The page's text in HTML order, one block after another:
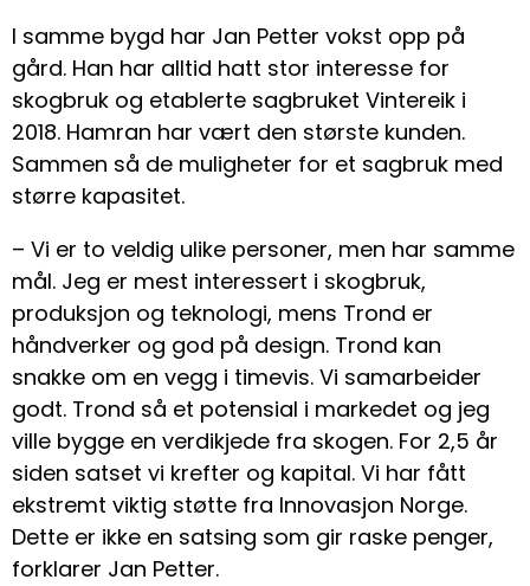
I samme bygd har Jan Petter vokst opp på
gård. Han har alltid hatt stor interesse for
skogbruk og etablerte sagbruket Vintereik i
2018. Hamran har vært den største kunden.
Sammen så de muligheter for et sagbruk med
større kapasitet.
– Vi er to veldig ulike personer, men har samme
mål. Jeg er mest interessert i skogbruk,
produksjon og teknologi, mens Trond er
håndverker og god på design. Trond kan
snakke om en vegg i timevis. Vi samarbeider
godt. Trond så et potensial i markedet og jeg
ville bygge en verdikjede fra skogen. For 2,5 år
siden satset vi krefter og kapital. Vi har fått
ekstremt viktig støtte fra Innovasjon Norge.
Dette er ikke en satsing som gir raske penger,
forklarer Jan Petter.